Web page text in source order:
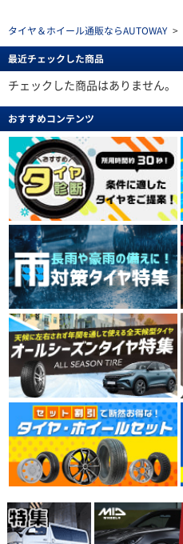
タイヤ＆ホイール通販ならAUTOWAY >
最近チェックした商品
チェックした商品はありません。
おすすめコンテンツ